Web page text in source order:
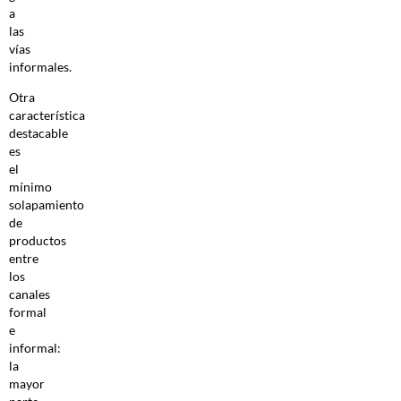
a
las
vías
informales.
Otra
característica
destacable
es
el
mínimo
solapamiento
de
productos
entre
los
canales
formal
e
informal:
la
mayor